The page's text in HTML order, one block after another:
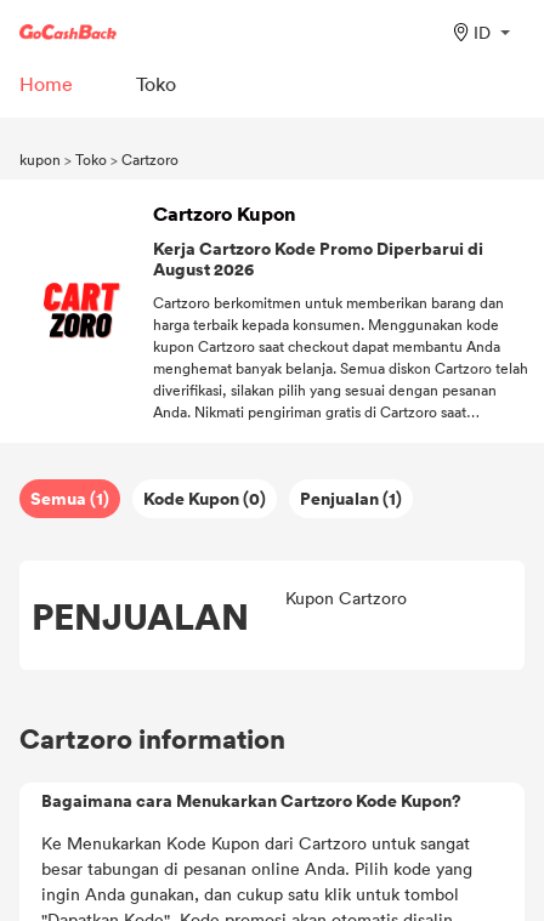
ID
Home Toko
kupon >Toko>Cartzoro
Cartzoro Kupon
Kerja Cartzoro Kode Promo Diperbarui di
August 2026
Cartzoro berkomitmen untuk memberikan barang dan
harga terbaik kepada konsumen. Menggunakan kode
kupon Cartzoro saat checkout dapat membantu Anda
menghemat banyak belanja. Semua diskon Cartzoro telah
diverifikasi, silakan pilih yang sesuai dengan pesanan
Anda. Nikmati pengiriman gratis di Cartzoro saat
Semua (1) Kode Kupon (0) Penjualan (1)
PENJUALAN Kupon Cartzoro
Cartzoro information
Bagaimana cara Menukarkan Cartzoro Kode Kupon?
Ke Menukarkan Kode Kupon dari Cartzoro untuk sangat
besar tabungan di pesanan online Anda. Pilih kode yang
ingin Anda gunakan, dan cukup satu klik untuk tombol